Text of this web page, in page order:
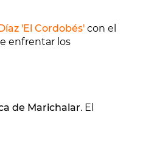
'El Cordobés' con el
enfrentar los
de Marichalar. El